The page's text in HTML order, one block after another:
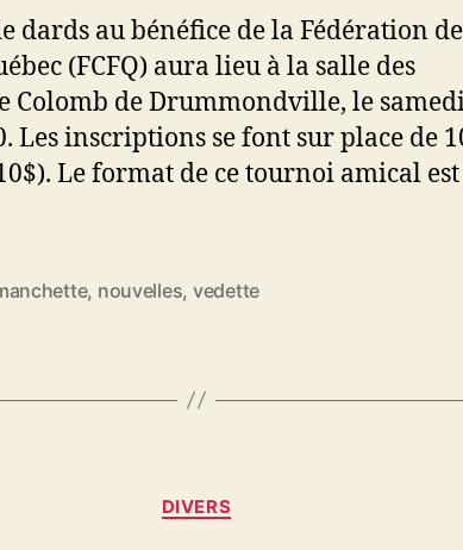
dards au bénéfice de la Fédération
(FCFQ) aura lieu à la salle des
Colomb de Drummondville, le
Les inscriptions se font sur place de
Le format de ce tournoi amical
, nouvelles, vedette
Catégories
DIVERS